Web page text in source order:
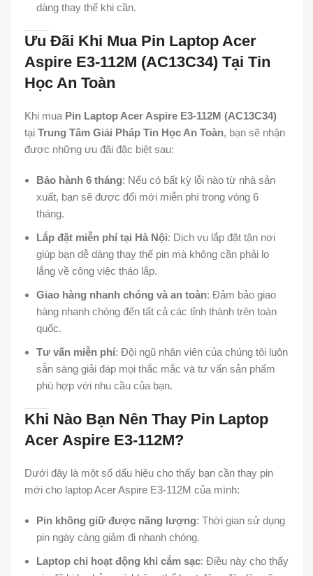
dàng thay thế khi cần.
Ưu Đãi Khi Mua Pin Laptop Acer
Aspire E3-112M (AC13C34) Tại Tin
Học An Toàn
Khi mua Pin Laptop Acer Aspire E3-112M (AC13C34)
tại Trung Tâm Giải Pháp Tin Học An Toàn, bạn sẽ nhận
được những ưu đãi đặc biệt sau:
Bảo hành 6 tháng: Nếu có bất kỳ lỗi nào từ nhà sản
xuất, bạn sẽ được đổi mới miễn phí trong vòng 6
tháng.
Lắp đặt miễn phí tại Hà Nội: Dịch vụ lắp đặt tận nơi
giúp bạn dễ dàng thay thế pin mà không cần phải lo
lắng về công việc tháo lắp.
Giao hàng nhanh chóng và an toàn: Đảm bảo giao
hàng nhanh chóng đến tất cả các tỉnh thành trên toàn
quốc.
Tư vấn miễn phí: Đội ngũ nhân viên của chúng tôi luôn
sẵn sàng giải đáp mọi thắc mắc và tư vấn sản phẩm
phù hợp với nhu cầu của bạn.
Khi Nào Bạn Nên Thay Pin Laptop
Acer Aspire E3-112M?
Dưới đây là một số dấu hiệu cho thấy bạn cần thay pin
mới cho laptop Acer Aspire E3-112M của mình:
Pin không giữ được năng lượng: Thời gian sử dụng
pin ngày càng giảm đi nhanh chóng.
Laptop chỉ hoạt động khi cắm sạc: Điều này cho thấy